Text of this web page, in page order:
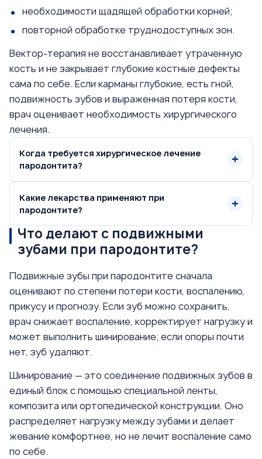
необходимости щадящей обработки корней;
повторной обработке труднодоступных зон.
Вектор-терапия не восстанавливает утраченную
кость и не закрывает глубокие костные дефекты
сама по себе. Если карманы глубокие, есть гной,
подвижность зубов и выраженная потеря кости,
врач оценивает необходимость хирургического
лечения.
Когда требуется хирургическое лечение
пародонтита?
Какие лекарства применяют при
пародонтите?
Что делают с подвижными
зубами при пародонтите?
Подвижные зубы при пародонтите сначала
оценивают по степени потери кости, воспалению,
прикусу и прогнозу. Если зуб можно сохранить,
врач снижает воспаление, корректирует нагрузку и
может выполнить шинирование; если опоры почти
нет, зуб удаляют.
Шинирование — это соединение подвижных зубов в
единый блок с помощью специальной ленты,
композита или ортопедической конструкции. Оно
распределяет нагрузку между зубами и делает
жевание комфортнее, но не лечит воспаление само
по себе.